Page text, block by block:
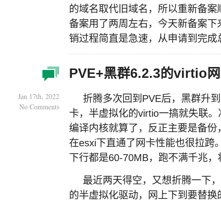
的域名取代旧域名，所以重新备
备案用了两周左右，今天新备案
销过程简直是急速，从申请到完
PVE+黑群6.2.3的virtio
Jan 17th, 2022
No Comments
折腾多次回到PVE后，黑群升
卡，半虚拟化的virtio一搞就失联
编译内核就算了，反正主要是备
在esxi下直通了网卡性能也很拉跨
下行都是60-70MB，跑不满千兆，
最近两天得空，又想折腾一下
的半虚拟化驱动，网上下到要替